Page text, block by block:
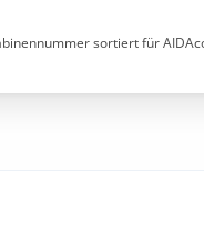
sortiert für